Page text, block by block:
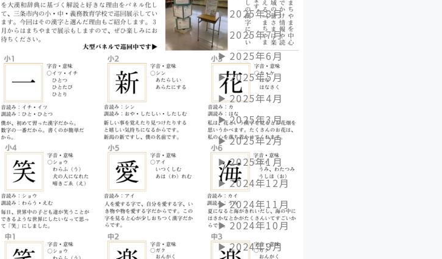
2025年8月
2025年7月
2025年6月
2025年5月
2025年4月
2025年3月
2025年2月
2025年1月
2024年12月
2024年11月
2024年10月
2024年9月